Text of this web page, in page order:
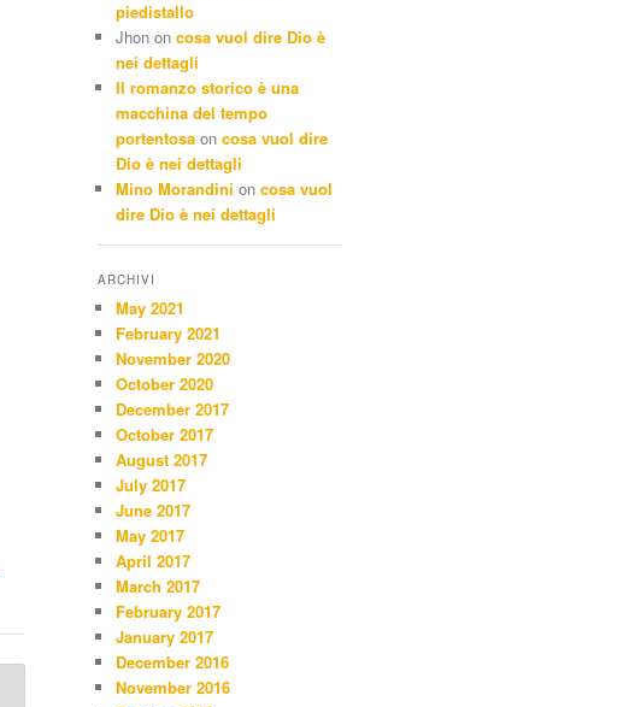
piedistallo
Jhon on cosa vuol dire Dio è
nei dettagli
Il romanzo storico è una
macchina del tempo
portentosa on cosa vuol dire
Dio è nei dettagli
Mino Morandini on cosa vuol
dire Dio è nei dettagli
ARCHIVI
May 2021
February 2021
November 2020
October 2020
December 2017
October 2017
August 2017
July 2017
June 2017
May 2017
April 2017
March 2017
February 2017
January 2017
December 2016
November 2016